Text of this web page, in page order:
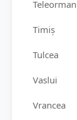
Teleorman
Timiș
Tulcea
Vaslui
Vrancea